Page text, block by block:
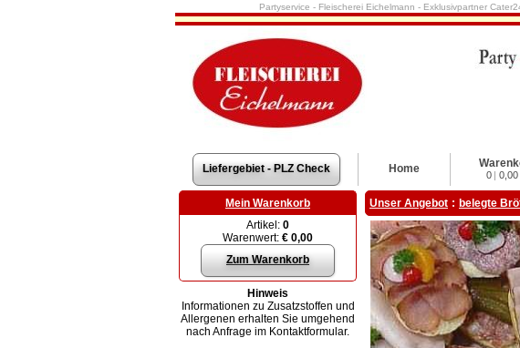
Partyservice - Fleischerei Eichelmann - Exklusivpartner
Liefergebiet - PLZ Check Home 0 | 0,00
Mein Warenkorb
Artikel: 0
Warenwert: € 0,00
Zum Warenkorb
Hinweis
Informationen zu Zusatzstoffen und
Allergenen erhalten Sie umgehend
nach Anfrage im Kontaktformular.
Unser Angebot : belegte